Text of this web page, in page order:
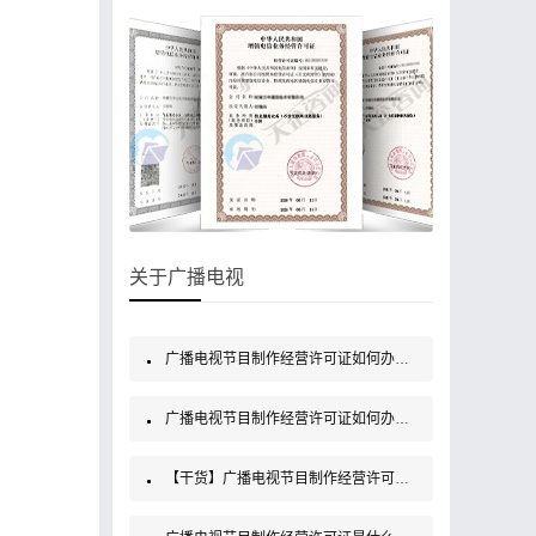
关于广播电视
广播电视节目制作经营许可证如何办理？
广播电视节目制作经营许可证如何办理？
【干货】广播电视节目制作经营许可证如何办理？